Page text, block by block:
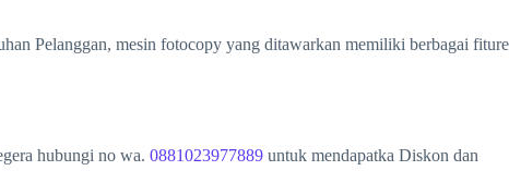
Pelanggan, mesin fotocopy yang ditawarkan memiliki berbagai fiture
hubungi no wa. 0881023977889 untuk mendapatka Diskon dan